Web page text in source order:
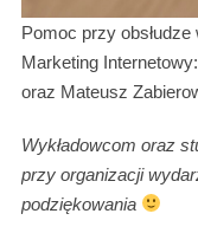
Pomoc przy
Marketing
oraz Mateusz
Wykładowcom oraz
przy organizacji
podziękowania